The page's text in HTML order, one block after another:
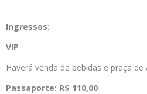
Ingressos:
VIP
Haverá venda de bebidas e praça
Passaporte: R$ 110,00